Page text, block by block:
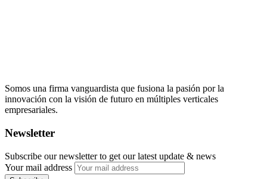
Somos una firma vanguardista que fusiona la pasión por la
innovación con la visión de futuro en múltiples verticales
empresariales.
Newsletter
Subscribe our newsletter to get our latest update & news
Your mail address